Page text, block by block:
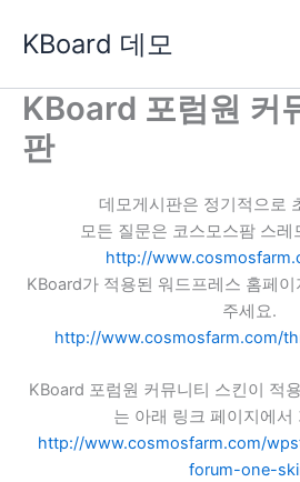
로
KBoard 데모
KBoard 포럼원 커
판
데모게시판은 정기적으로
모든 질문은 코스모스팜 스레
http://
KBoard가 적용된 워드프레스 홈페
주세요.
http://www.cosmosfarm.com/
KBoard 포럼원 커뮤니티 스킨이 적
는 아래 링크 페이지에서
http://www.cosmosfarm.com/
forum-one-